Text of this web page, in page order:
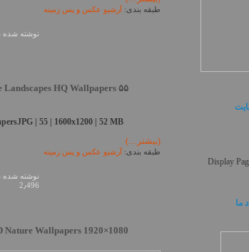
ما
طبقه بندی: آرشیو عکس و پس زمینه
نوشته شده در تاريخ
۵۵ Best Incredible Landscapes HQ Wallpapers
| 55 | 1600x1200 | 52 MB
(بیشتر…)
طبقه بندی: آرشیو عکس و پس زمینه
نوشته شده در تاريخ ۴
2٫496
Nature Wallpapers 1920×1080